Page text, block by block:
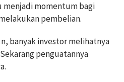
menjadi momentum bagi
pembelian.
banyak investor melihatnya
penguatannya